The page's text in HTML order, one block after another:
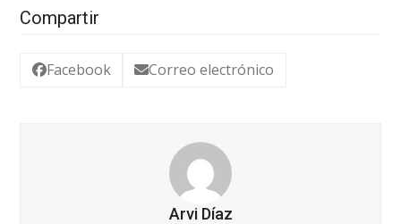
Compartir
Facebook Correo electrónico
Arvi Díaz